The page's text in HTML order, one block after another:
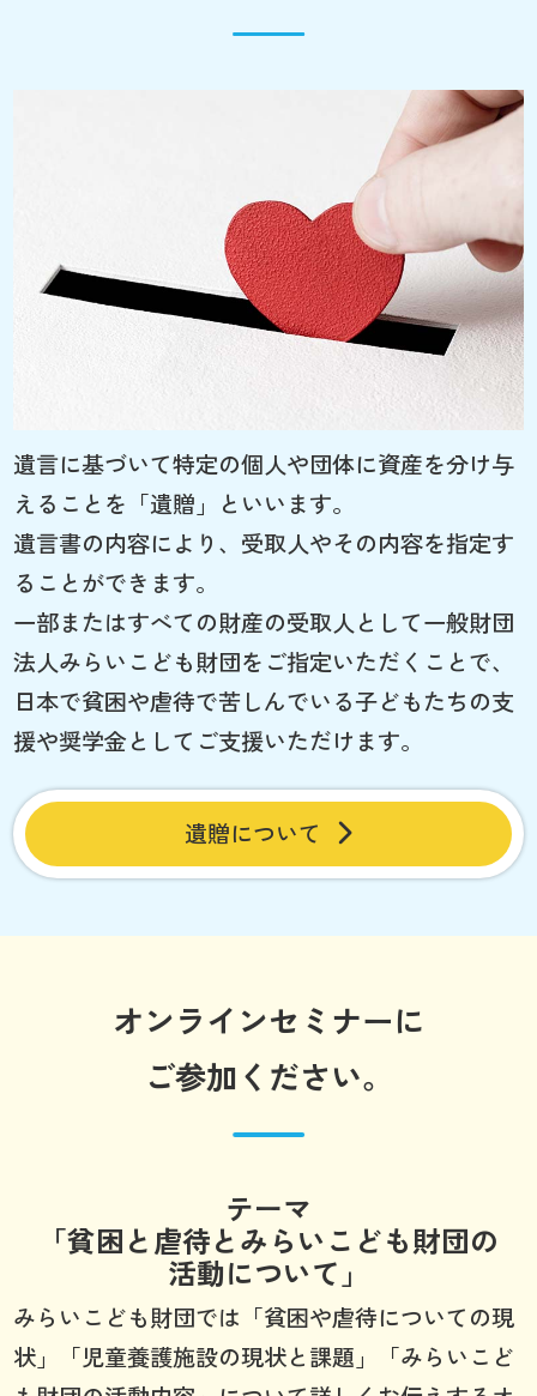
遺言に基づいて特定の個人や団体に資産を分け与
えることを「遺贈」といいます。
遺言書の内容により、受取人やその内容を指定す
ることができます。
一部またはすべての財産の受取人として一般財団
法人みらいこども財団をご指定いただくことで、
日本で貧困や虐待で苦しんでいる子どもたちの支
援や奨学金としてご支援いただけます。
遺贈について
オンラインセミナーに
ご参加ください。
テーマ
「貧困と虐待とみらいこども財団の
活動について」
みらいこども財団では「貧困や虐待についての現
状」「児童養護施設の現状と課題」「みらいこど